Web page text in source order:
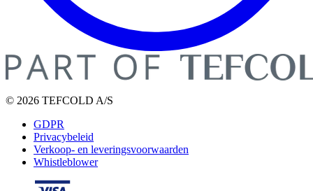
© 2026 TEFCOLD A/S
GDPR
Privacybeleid
Verkoop- en leveringsvoorwaarden
Whistleblower